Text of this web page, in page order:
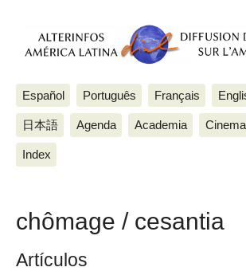
Español Português Français
日本語 Agenda Academia Cinema
Index
chômage / cesantia
Artículos